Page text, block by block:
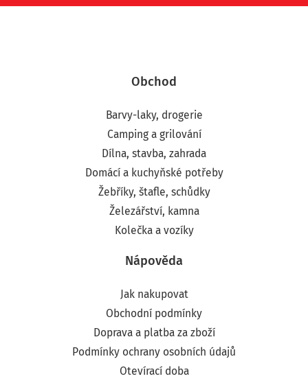
Obchod
Barvy-laky, drogerie
Camping a grilování
Dílna, stavba, zahrada
Domácí a kuchyňské potřeby
Žebříky, štafle, schůdky
Železářství, kamna
Kolečka a vozíky
Nápověda
Jak nakupovat
Obchodní podmínky
Doprava a platba za zboží
Podmínky ochrany osobních údajů
Otevírací doba